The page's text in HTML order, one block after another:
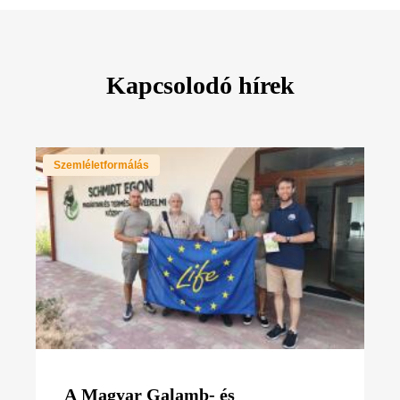
Kapcsolodó hírek
Szemléletformálás
A Magyar Galamb- és